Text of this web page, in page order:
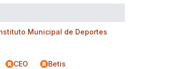
Municipal de Deportes
CEO Betis